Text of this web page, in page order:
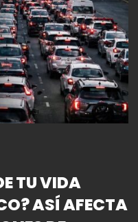
TU VIDA
ASÍ AFECTA